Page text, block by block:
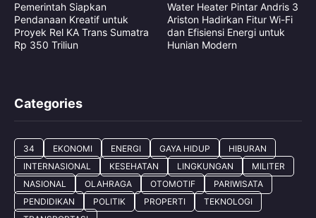
Pemerintah Siapkan
Pendanaan Kreatif untuk
Proyek Rel KA Trans Sumatra
Rp 350 Triliun
Water Heater Pintar Andris 3
Ariston Hadirkan Fitur Wi-Fi
dan Efisiensi Energi untuk
Hunian Modern
Categories
34 EKONOMI ENERGI GAYA HIDUP
HIBURAN
INTERNASIONAL
KESEHATAN LINGKUNGAN
MILITER
NASIONAL
OLAHRAGA OTOMOTIF
PARIWISATA
PENDIDIKAN
POLITIK PROPERTI
TEKNOLOGI